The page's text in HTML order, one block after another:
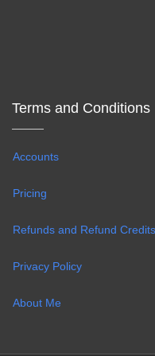
Terms and Conditions
Accounts
Pricing
Refunds and Refund Credits
Privacy Policy
About Me